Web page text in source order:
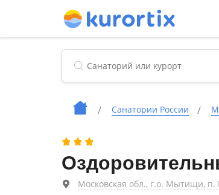
Cанатории России
Московская обл., г.о. Мытищи, п.